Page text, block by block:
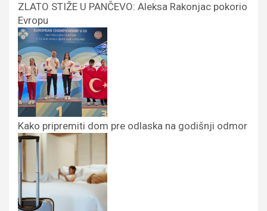
ZLATO STIŽE U PANČEVO: Aleksa Rakonjac pokorio
Evropu
Kako pripremiti dom pre odlaska na godišnji odmor